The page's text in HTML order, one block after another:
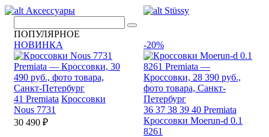
Аксессуары
Stüssy
ПОПУЛЯРНОЕ
НОВИНКА
41 Premiata Кроссовки
Nous 7731
30 490 ₽
-20%
36 37 38 39 40 Premiata
Кроссовки Moerun-d 0.1
8261